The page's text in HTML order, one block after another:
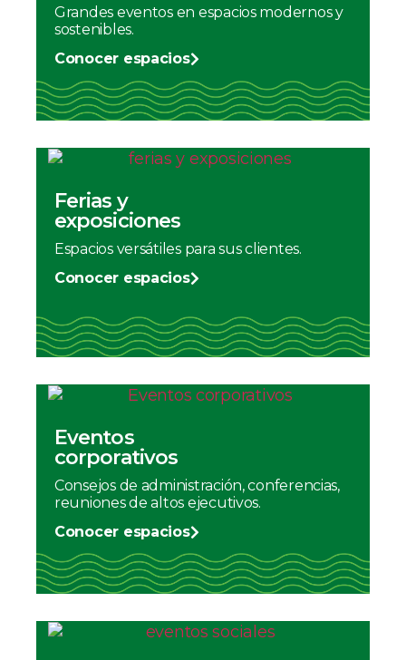
Grandes eventos en espacios modernos y
sostenibles.
Conocer espacios
Ferias y
exposiciones
Espacios versátiles para sus clientes.
Conocer espacios
Eventos
corporativos
Consejos de administración, conferencias,
reuniones de altos ejecutivos.
Conocer espacios